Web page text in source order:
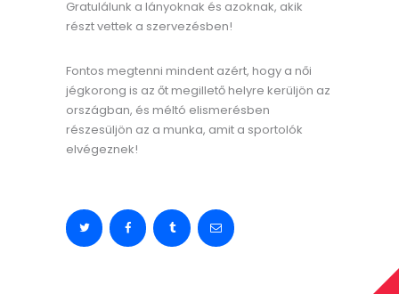
Gratulálunk a lányoknak és azoknak, akik
részt vettek a szervezésben!
Fontos megtenni mindent azért, hogy a női
jégkorong is az őt megillető helyre kerüljön az
országban, és méltó elismerésben
részesüljön az a munka, amit a sportolók
elvégeznek!